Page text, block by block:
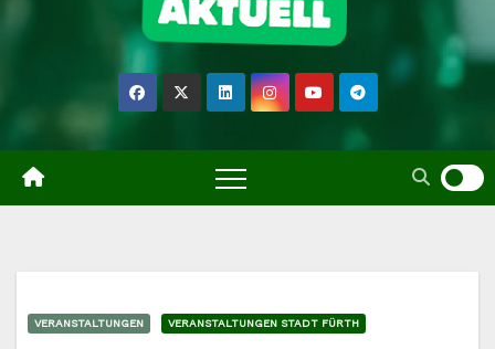
VERANSTALTUNGEN VERANSTALTUNGEN STADT FÜRTH